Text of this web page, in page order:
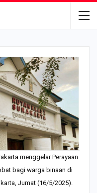
menggelar Perayaan
bagi warga binaan di
Jumat (16/5/2025).